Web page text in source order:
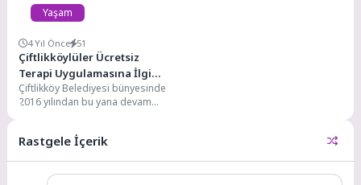
Yaşam
4 Yıl Önce 51
Çiftlikköylüler Ücretsiz
Terapi Uygulamasına İlgi
Gösteriyor
Çiftlikköy Belediyesi bünyesinde
2016 yılından bu yana devam
Rastgele İçerik